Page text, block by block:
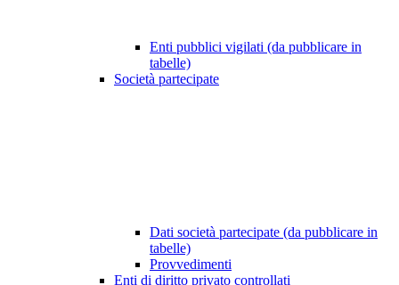
Enti pubblici vigilati (da pubblicare in
tabelle)
Società partecipate
Dati società partecipate (da pubblicare in
tabelle)
Provvedimenti
Enti di diritto privato controllati